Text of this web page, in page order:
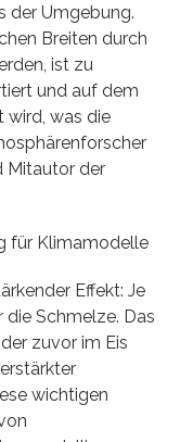
der Umgebung.
Breiten durch
ist zu
und auf dem
wird, was die
Mitautor der
für Klimamodelle
Effekt: Je
Schmelze. Das
zuvor im Eis
wichtigen